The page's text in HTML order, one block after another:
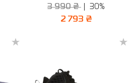
3 990 ₴ 30%
2 793 ₴